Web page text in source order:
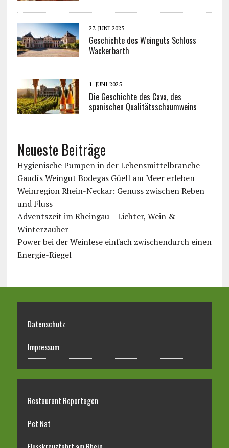
27. JUNI 2025
Geschichte des Weinguts Schloss
Wackerbarth
1. JUNI 2025
Die Geschichte des Cava, des
spanischen Qualitätsschaumweins
Neueste Beiträge
Hygienische Pumpen in der Lebensmittelbranche
Gaudís Weingut Bodegas Güell am Meer erleben
Weinregion Rhein-Neckar: Genuss zwischen Reben
und Fluss
Adventszeit im Rheingau – Lichter, Wein &
Winterzauber
Power bei der Weinlese einfach zwischendurch einen
Energie-Riegel
Datenschutz
Impressum
Restaurant Reportagen
Pet Nat